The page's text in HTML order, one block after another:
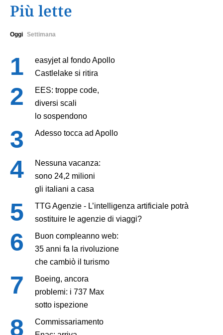
Più lette
Oggi Settimana
easyjet al fondo Apollo
Castlelake si ritira
EES: troppe code,
diversi scali
lo sospendono
Adesso tocca ad Apollo
Nessuna vacanza:
sono 24,2 milioni
gli italiani a casa
TTG Agenzie - L’intelligenza artificiale potrà
sostituire le agenzie di viaggi?
Buon compleanno web:
35 anni fa la rivoluzione
che cambiò il turismo
Boeing, ancora
problemi: i 737 Max
sotto ispezione
Commissariamento